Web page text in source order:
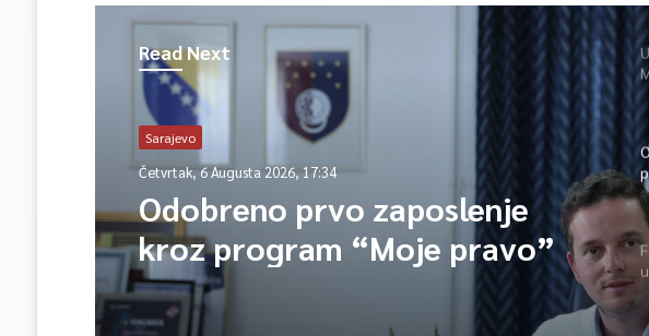
Read Next
Sarajevo
Četvrtak, 6 Augusta 2026, 17:34
Odobreno prvo zaposlenje
kroz program “Moje pravo”